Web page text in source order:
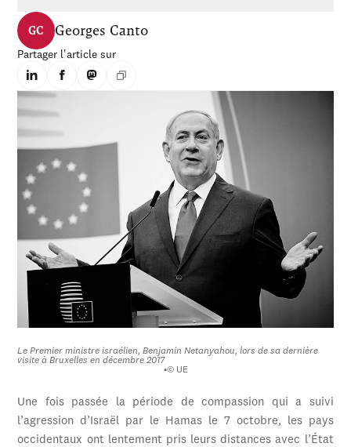
GC Georges Canto
Partager l'article sur
Le Premier ministre israélien, Benjamin Netanyahou, lors de sa dernière
visite à Bruxelles en décembre 2017
•© UE
Une fois passée la période de compassion qui a suivi
l’agression d’Israël par le Hamas le 7 octobre, les pays
occidentaux ont lentement pris leurs distances avec l’État